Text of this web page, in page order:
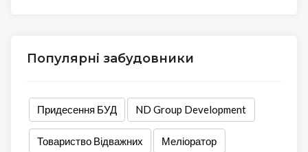
Популярні забудовники
Придесення БУД ND Group Development
Товариство Відважних Меліоратор